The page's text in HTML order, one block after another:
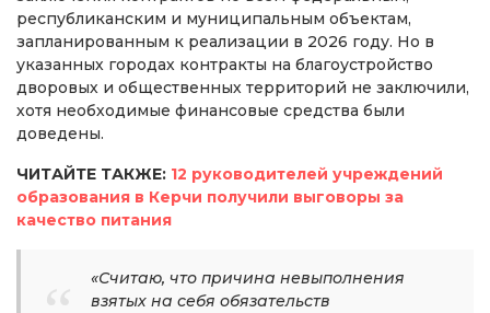
республиканским и муниципальным объектам,
запланированным к реализации в 2026 году. Но в
указанных городах контракты на благоустройство
дворовых и общественных территорий не заключили,
хотя необходимые финансовые средства были
доведены.
ЧИТАЙТЕ ТАКЖЕ: 12 руководителей учреждений
образования в Керчи получили выговоры за
качество питания
«Считаю, что причина невыполнения
взятых на себя обязательств